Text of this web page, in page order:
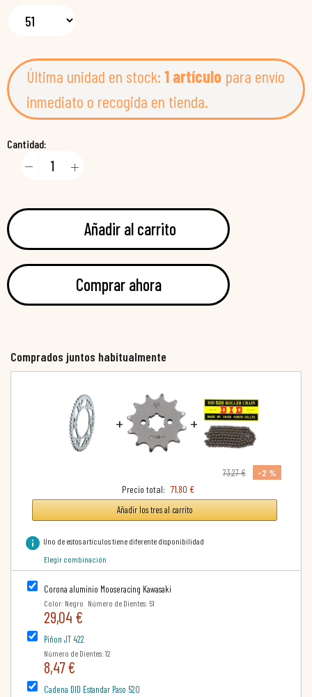
Última unidad en stock: 1 artículo para envío
inmediato o recogida en tienda.
Cantidad:
Añadir al carrito
Comprar ahora
Comprados juntos habitualmente
+ +
73,27 €
-2 %
Precio total: 71,80 €
Añadir los tres al carrito
info Uno de estos artículos tiene diferente disponibilidad
Elegir combinación
Corona aluminio Mooseracing Kawasaki
Color: Negro Número de Dientes: 51
29,04 €
Piñon JT 422
Número de Dientes: 12
8,47 €
Cadena DID Estandar Paso 520